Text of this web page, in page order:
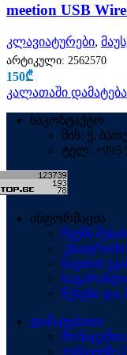
meetion USB
კლავიატურები,
არტიკული: 2562570
150₾
კალათაში დამატება
საკონტაქტო
მის: ქ.
ტელ: +995
ინფორმაცია
ჩვენს
ნივთის
წესები და
დამატებითი